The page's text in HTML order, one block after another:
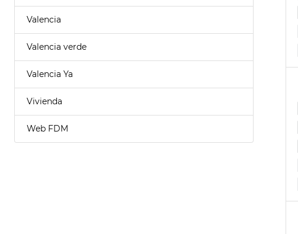
Valencia
Valencia verde
Valencia Ya
Vivienda
Web FDM